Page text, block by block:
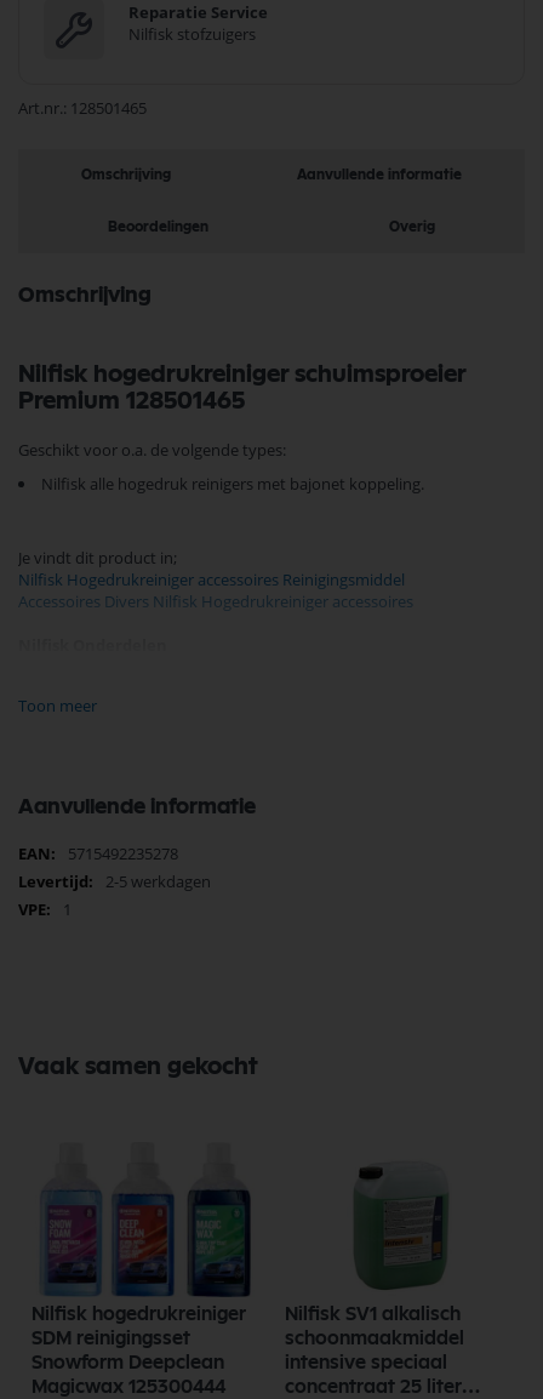
Reparatie Service
Nilfisk stofzuigers
Art.nr. 128501465
Omschrijving Aanvullende informatie
Beoordelingen Overig
Omschrijving
Nilfisk hogedrukreiniger schuimsproeier
Premium 128501465
Geschikt voor o.a. de volgende types:
Nilfisk alle hogedruk reinigers met bajonet koppeling.
Je vindt dit product in;
Nilfisk Hogedrukreiniger accessoires Reinigingsmiddel
Accessoires Divers Nilfisk Hogedrukreiniger accessoires
hoogwaardige oplossingen voor diverse toepassingen. Bij Selectra
Bekijk meer Nilfisk Onderdelen
Toon meer
Aanvullende informatie
Meer
informatie
5715492235278
2-5 werkdagen
1
Vaak samen gekocht
Nilfisk hogedrukreiniger
SDM reinigingsset
Snowform Deepclean
Magicwax 125300444
Nilfisk SV1 alkalisch
schoonmaakmiddel
intensive speciaal
concentraat 25 liter